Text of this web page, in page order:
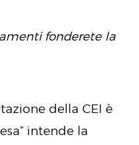
fonderete la
della CEI è
intende la